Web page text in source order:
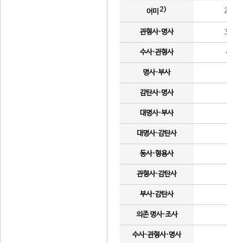
어미 2)
관형사·명사
수사·관형사
명사·부사
감탄사·명사
대명사·부사
대명사·감탄사
동사·형용사
관형사·감탄사
부사·감탄사
의존 명사·조사
수사·관형사·명사